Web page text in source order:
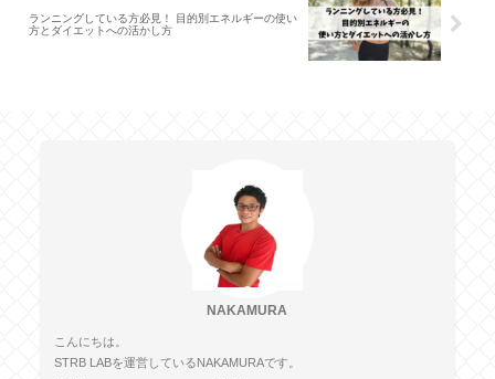
ランニングしている方必見！ 目的別エネルギーの使い
方とダイエットへの活かし方
NAKAMURA
こんにちは。
STRB LABを運営しているNAKAMURAです。